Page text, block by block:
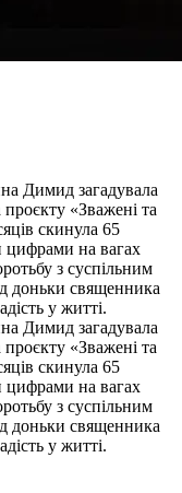
Димид загадувала
«Зважені та
скинула 65
цифрами на вагах
з суспільним
доньки священника
у житті.
Димид загадувала
«Зважені та
скинула 65
цифрами на вагах
з суспільним
доньки священника
у житті.